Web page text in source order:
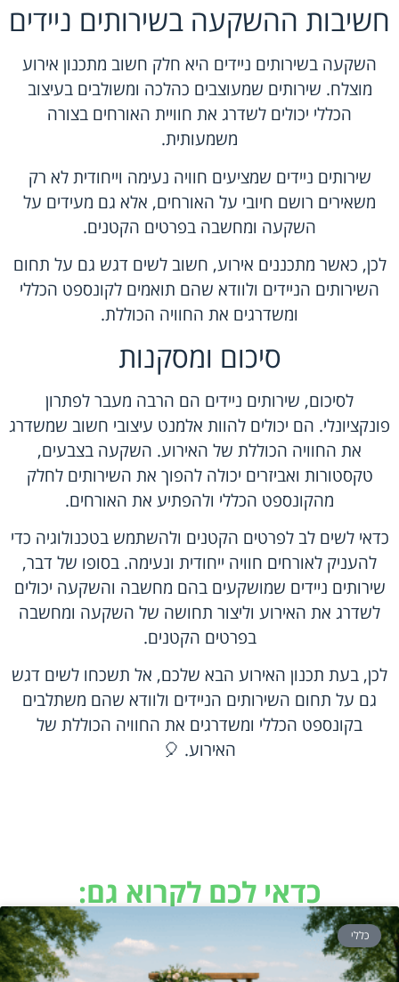
חשיבות ההשקעה בשירותים ניידים
השקעה בשירותים ניידים היא חלק חשוב מתכנון אירוע
מוצלח. שירותים שמעוצבים כהלכה ומשולבים בעיצוב
הכללי יכולים לשדרג את חוויית האורחים בצורה
משמעותית.
שירותים ניידים שמציעים חוויה נעימה וייחודית לא רק
משאירים רושם חיובי על האורחים, אלא גם מעידים על
השקעה ומחשבה בפרטים הקטנים.
לכן, כאשר מתכננים אירוע, חשוב לשים דגש גם על תחום
השירותים הניידים ולוודא שהם תואמים לקונספט הכללי
ומשדרגים את החוויה הכוללת.
סיכום ומסקנות
לסיכום, שירותים ניידים הם הרבה מעבר לפתרון
פונקציונלי. הם יכולים להוות אלמנט עיצובי חשוב שמשדרג
את החוויה הכוללת של האירוע. השקעה בצבעים,
טקסטורות ואביזרים יכולה להפוך את השירותים לחלק
מהקונספט הכללי ולהפתיע את האורחים.
כדאי לשים לב לפרטים הקטנים ולהשתמש בטכנולוגיה כדי
להעניק לאורחים חוויה ייחודית ונעימה. בסופו של דבר,
שירותים ניידים שמושקעים בהם מחשבה והשקעה יכולים
לשדרג את האירוע וליצור תחושה של השקעה ומחשבה
בפרטים הקטנים.
לכן, בעת תכנון האירוע הבא שלכם, אל תשכחו לשים דגש
גם על תחום השירותים הניידים ולוודא שהם משתלבים
בקונספט הכללי ומשדרגים את החוויה הכוללת של
האירוע. 🎈
כדאי לכם לקרוא גם:
כללי